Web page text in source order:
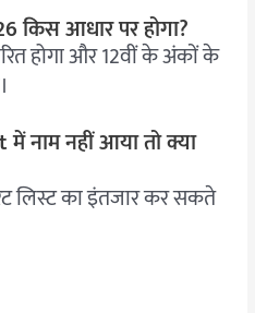
किस आधार पर होगा?
होगा और 12वीं के अंकों के
नाम नहीं आया तो क्या
लिस्ट का इंतजार कर सकते